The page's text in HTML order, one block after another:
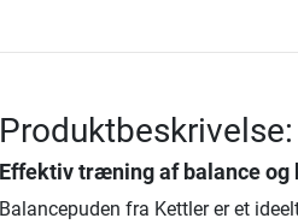
Effektiv træning af balance og
Balancepuden fra Kettler er et